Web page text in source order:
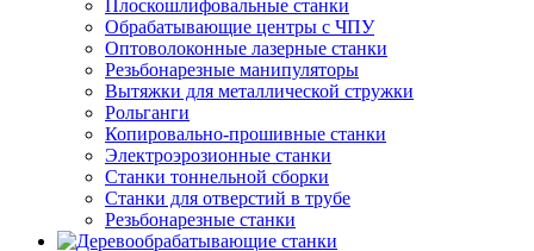
Плоскошлифовальные станки
Обрабатывающие центры с ЧПУ
Оптоволоконные лазерные станки
Резьбонарезные манипуляторы
Вытяжки для металлической стружки
Рольганги
Копировально-прошивные станки
Электроэрозионные станки
Станки тоннельной сборки
Станки для отверстий в трубе
Резьбонарезные станки